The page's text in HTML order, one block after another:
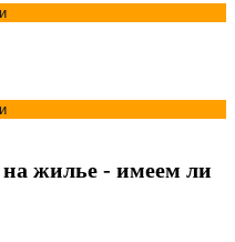
на жилье - имеем ли